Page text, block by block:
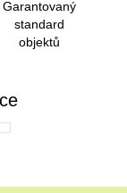
Garantovaný
standard
objektů